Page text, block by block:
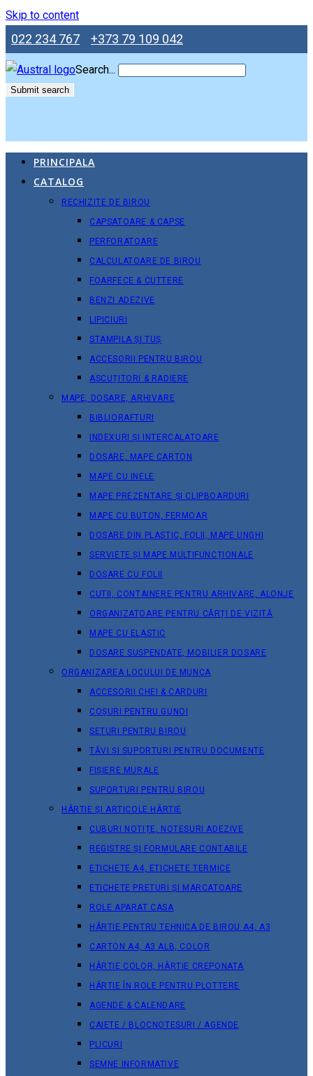
Skip to content
022 234 767 +373 79 109 042
Search...
Submit search
PRINCIPALA
CATALOG
RECHIZITE DE BIROU
CAPSATOARE & CAPSE
PERFORATOARE
CALCULATOARE DE BIROU
FOARFECE & CUTTERE
BENZI ADEZIVE
LIPICIURI
STAMPILA ȘI TUȘ
ACCESORII PENTRU BIROU
ASCUȚITORI & RADIERE
MAPE, DOSARE, ARHIVARE
BIBLIORAFTURI
INDEXURI ȘI INTERCALATOARE
DOSARE, MAPE CARTON
MAPE CU INELE
MAPE PREZENTARE ȘI CLIPBOARDURI
MAPE CU BUTON, FERMOAR
DOSARE DIN PLASTIC, FOLII, MAPE UNGHI
SERVIETE ȘI MAPE MULTIFUNCȚIONALE
DOSARE CU FOLII
CUTII, CONTAINERE PENTRU ARHIVARE, ALONJE
ORGANIZATOARE PENTRU CĂRȚI DE VIZITĂ
MAPE CU ELASTIC
DOSARE SUSPENDATE, MOBILIER DOSARE
ORGANIZAREA LOCULUI DE MUNCA
ACCESORII CHEI & СARDURI
COȘURI PENTRU GUNOI
SETURI PENTRU BIROU
TĂVI ȘI SUPORTURI PENTRU DOCUMENTE
FIȘIERE MURALE
SUPORTURI PENTRU BIROU
HÂRTIE ȘI ARTICOLE HÂRTIE
CUBURI NOTIȚE, NOTESURI ADEZIVE
REGISTRE ȘI FORMULARE CONTABILE
ETICHETE A4, ETICHETE TERMICE
ETICHETE PRETURI ȘI MARCATOARE
ROLE APARAT CASA
HÂRTIE PENTRU TEHNICA DE BIROU A4, A3
CARTON A4, A3 ALB, COLOR
HÂRTIE COLOR, HÂRTIE CREPONATA
HÂRTIE ÎN ROLE PENTRU PLOTTERE
AGENDE & CALENDARE
CAIETE / BLOCNOTESURI / AGENDE
PLICURI
SEMNE INFORMATIVE